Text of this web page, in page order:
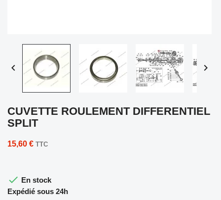
 
CUVETTE ROULEMENT DIFFERENTIEL
SPLIT
15,60 € TTC
 En stock
Expédié sous 24h